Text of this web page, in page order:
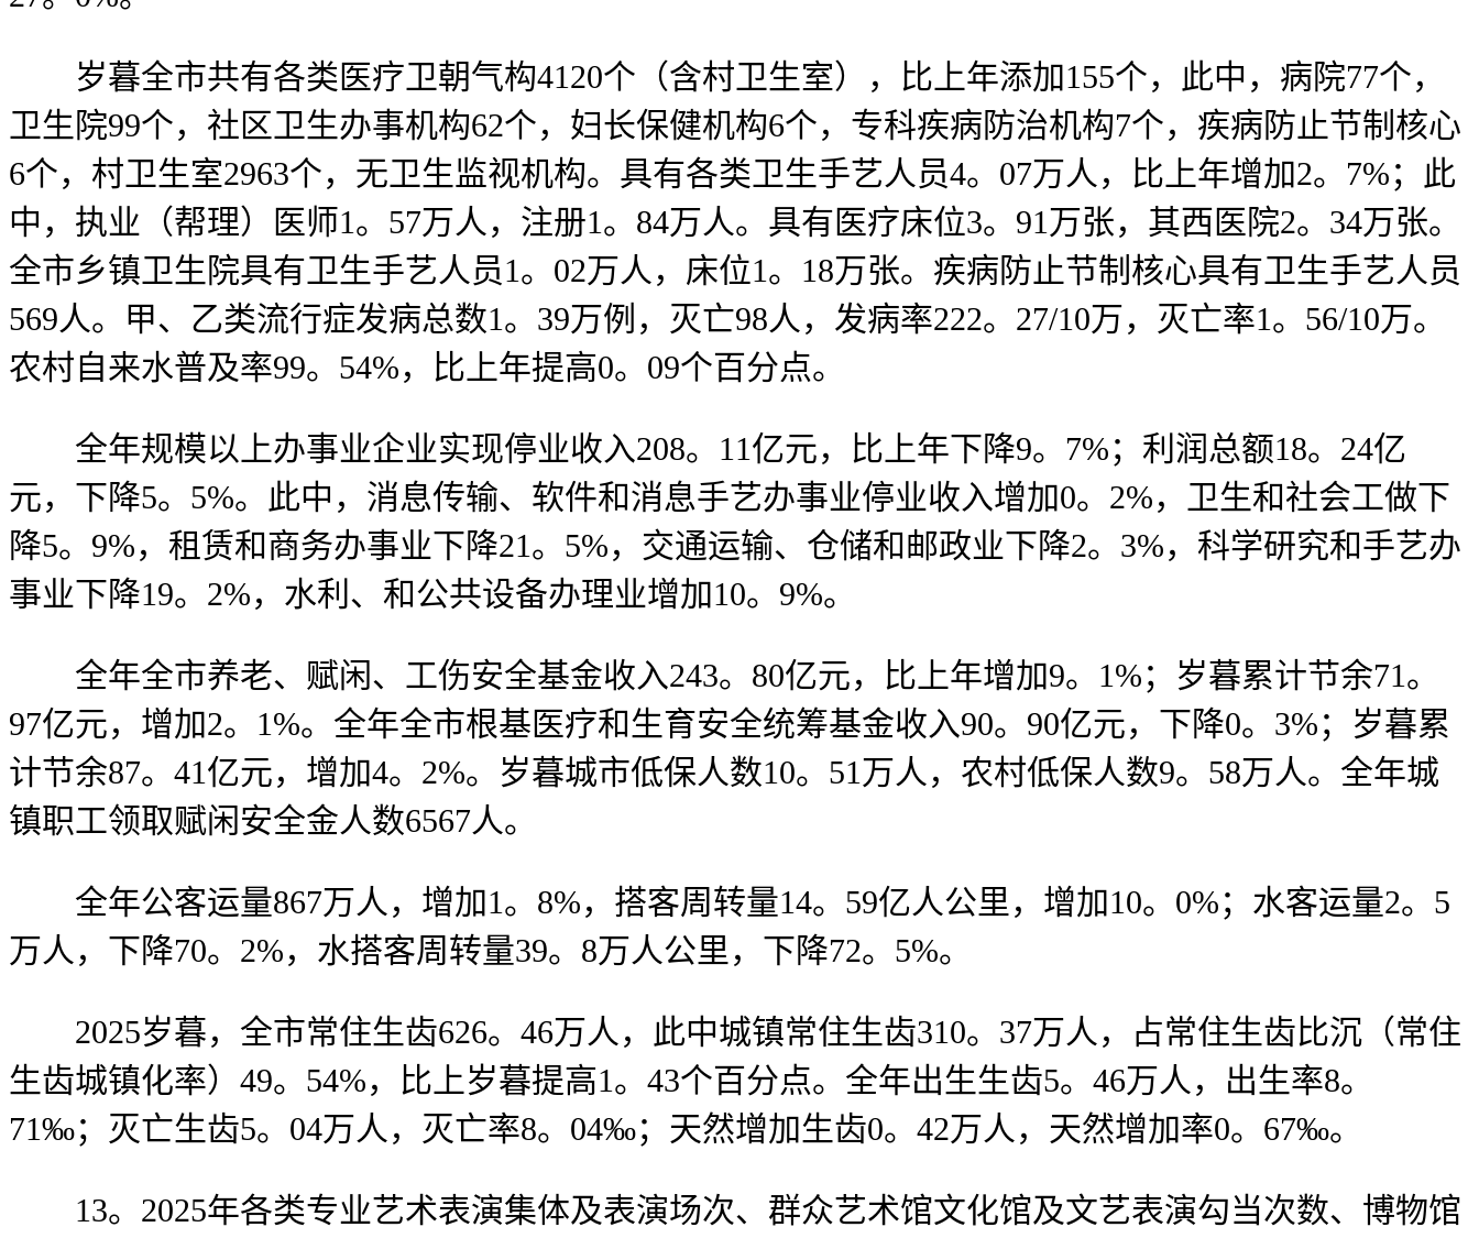
岁暮全市共有各类医疗卫朝气构4120个（含村卫生室），比上年添加155个，此中，病院77个，
卫生院99个，社区卫生办事机构62个，妇长保健机构6个，专科疾病防治机构7个，疾病防止节制核心
6个，村卫生室2963个，无卫生监视机构。具有各类卫生手艺人员4。07万人，比上年增加2。7%；此
中，执业（帮理）医师1。57万人，注册1。84万人。具有医疗床位3。91万张，其西医院2。34万张。
全市乡镇卫生院具有卫生手艺人员1。02万人，床位1。18万张。疾病防止节制核心具有卫生手艺人员
569人。甲、乙类流行症发病总数1。39万例，灭亡98人，发病率222。27/10万，灭亡率1。56/10万。
农村自来水普及率99。54%，比上年提高0。09个百分点。
全年规模以上办事业企业实现停业收入208。11亿元，比上年下降9。7%；利润总额18。24亿
元，下降5。5%。此中，消息传输、软件和消息手艺办事业停业收入增加0。2%，卫生和社会工做下
降5。9%，租赁和商务办事业下降21。5%，交通运输、仓储和邮政业下降2。3%，科学研究和手艺办
事业下降19。2%，水利、和公共设备办理业增加10。9%。
全年全市养老、赋闲、工伤安全基金收入243。80亿元，比上年增加9。1%；岁暮累计节余71。
97亿元，增加2。1%。全年全市根基医疗和生育安全统筹基金收入90。90亿元，下降0。3%；岁暮累
计节余87。41亿元，增加4。2%。岁暮城市低保人数10。51万人，农村低保人数9。58万人。全年城
镇职工领取赋闲安全金人数6567人。
全年公客运量867万人，增加1。8%，搭客周转量14。59亿人公里，增加10。0%；水客运量2。5
万人，下降70。2%，水搭客周转量39。8万人公里，下降72。5%。
2025岁暮，全市常住生齿626。46万人，此中城镇常住生齿310。37万人，占常住生齿比沉（常住
生齿城镇化率）49。54%，比上岁暮提高1。43个百分点。全年出生生齿5。46万人，出生率8。
71‰；灭亡生齿5。04万人，灭亡率8。04‰；天然增加生齿0。42万人，天然增加率0。67‰。
13。2025年各类专业艺术表演集体及表演场次、群众艺术馆文化馆及文艺表演勾当次数、博物馆